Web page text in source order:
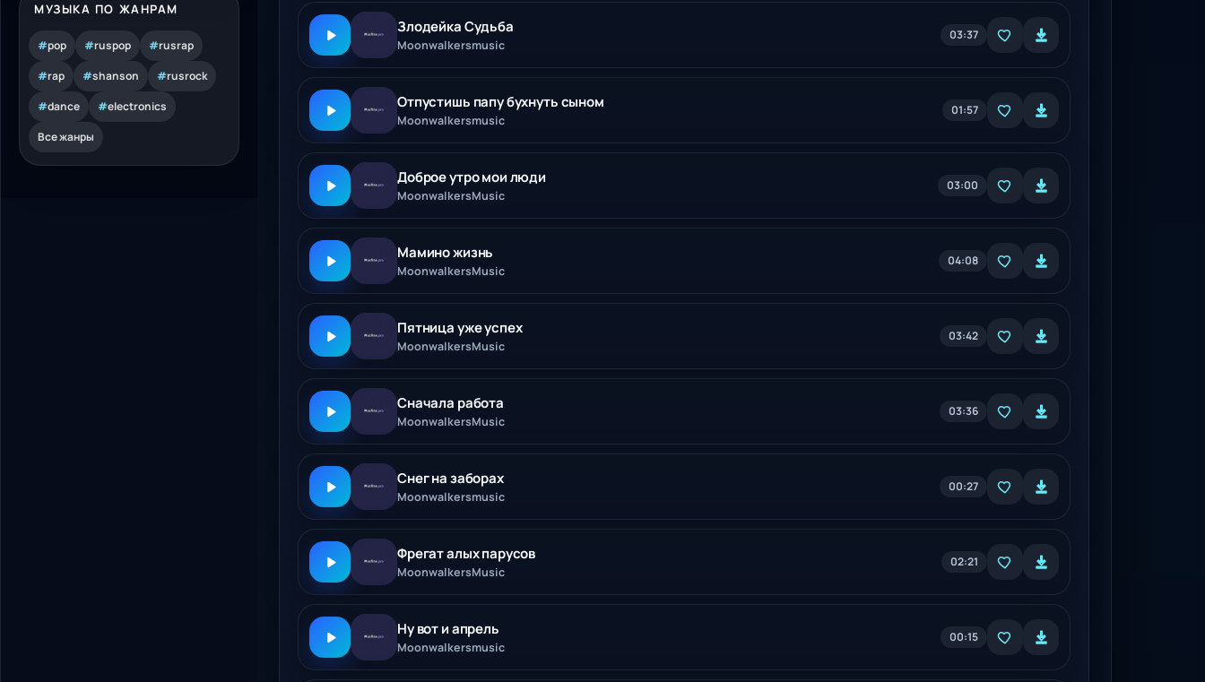
МУЗЫКА ПО ЖАНРАМ
#pop #ruspop #rusrap
#rap #shanson #rusrock
#dance #electronics
Все жанры
Злодейка Судьба
Moonwalkersmusic
03:37
Отпустишь папу бухнуть сыном
Moonwalkersmusic
01:57
Доброе утро мои люди
MoonwalkersMusic
03:00
Мамино жизнь
MoonwalkersMusic
04:08
Пятница уже успех
MoonwalkersMusic
03:42
Сначала работа
MoonwalkersMusic
03:36
Снег на заборах
Moonwalkersmusic
00:27
Фрегат алых парусов
MoonwalkersMusic
02:21
Ну вот и апрель
Moonwalkersmusic
00:15